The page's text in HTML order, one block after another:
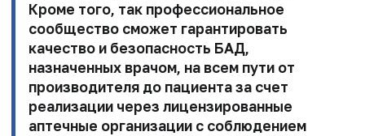
Кроме того, так профессиональное
сообщество сможет гарантировать
качество и безопасность БАД,
назначенных врачом, на всем пути от
производителя до пациента за счет
реализации через лицензированные
аптечные организации с соблюдением